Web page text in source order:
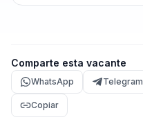
Comparte esta vacante
WhatsApp Telegram
Copiar